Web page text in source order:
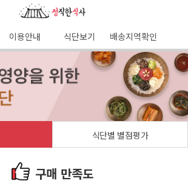
이용안내 식단보기 배송지역확인
이용후기 배송가능지역
의 다음달식단
오전7시 이전 배송 보장 (새벽배송 가능지역)
식단별 별점평가
구매 만족도